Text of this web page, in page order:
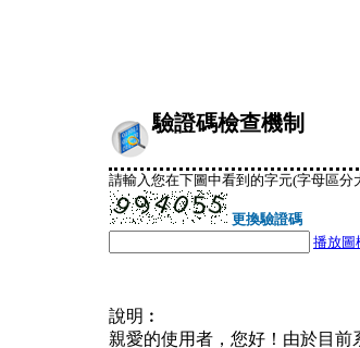
驗證碼檢查機制
請輸入您在下圖中看到的字元(字母區分
更換驗證碼
播放圖
說明︰
親愛的使用者，您好！由於目